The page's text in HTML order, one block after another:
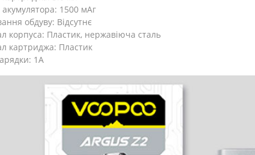
акумулятора: 1500 мАг
обдуву: Відсутнє
корпуса: Пластик, нержавіюча сталь
картриджа: Пластик
1А